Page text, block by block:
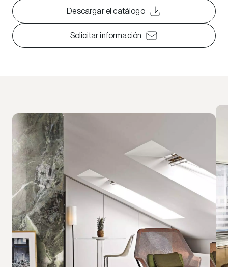
Descargar el catálogo
Solicitar información